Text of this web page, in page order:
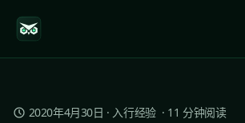
2020年4月30日 · 入行经验· 11 分钟阅读